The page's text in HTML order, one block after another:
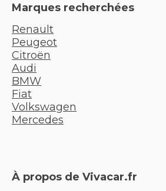
Marques recherchées
Renault
Peugeot
Citroën
Audi
BMW
Fiat
Volkswagen
Mercedes
À propos de Vivacar.fr